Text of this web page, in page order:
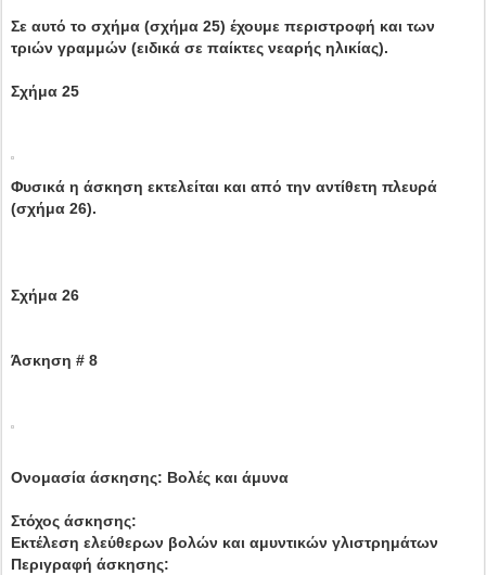
Σε αυτό το σχήμα (σχήμα 25) έχουμε περιστροφή και των
τριών γραμμών (ειδικά σε παίκτες νεαρής ηλικίας).
Σχήμα 25
Φυσικά η άσκηση εκτελείται και από την αντίθετη πλευρά
(σχήμα 26).
Σχήμα 26
Άσκηση # 8
Ονομασία άσκησης: Βολές και άμυνα
Στόχος άσκησης:
Εκτέλεση ελεύθερων βολών και αμυντικών γλιστρημάτων
Περιγραφή άσκησης: